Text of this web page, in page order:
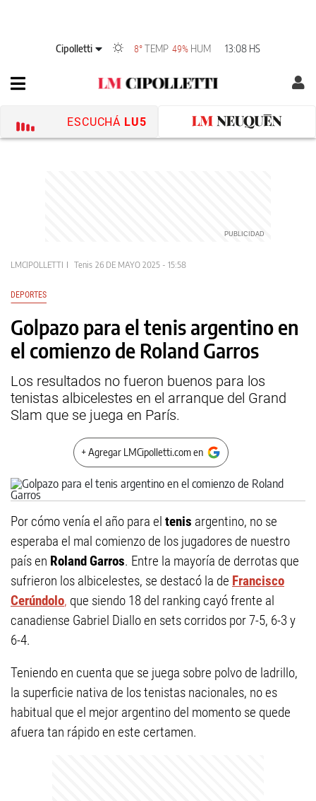
Cipolletti 8°TEMP 49% HUM 13:08 HS
ESCUCHÁ LU5
LMCIPOLLETTI Tenis 26 DE MAYO 2025 - 15:58
DEPORTES
Golpazo para el tenis argentino en
el comienzo de Roland Garros
Los resultados no fueron buenos para los
tenistas albicelestes en el arranque del Grand
Slam que se juega en París.
+ Agregar LMCipolletti.com en
Por cómo venía el año para el tenis argentino, no se
esperaba el mal comienzo de los jugadores de nuestro
país en Roland Garros. Entre la mayoría de derrotas que
sufrieron los albicelestes, se destacó la de Francisco
Cerúndolo, que siendo 18 del ranking cayó frente al
canadiense Gabriel Diallo en sets corridos por 7-5, 6-3 y
6-4.
Teniendo en cuenta que se juega sobre polvo de ladrillo,
la superficie nativa de los tenistas nacionales, no es
habitual que el mejor argentino del momento se quede
afuera tan rápido en este certamen.